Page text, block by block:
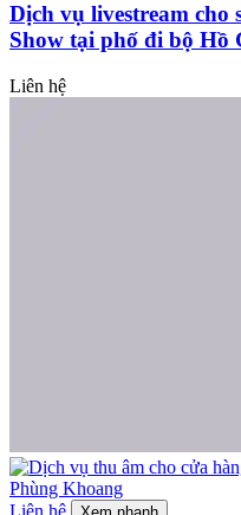
Dịch vụ livestream cho
Show tại phố đi bộ Hồ
Liên hệ
Liên hệ